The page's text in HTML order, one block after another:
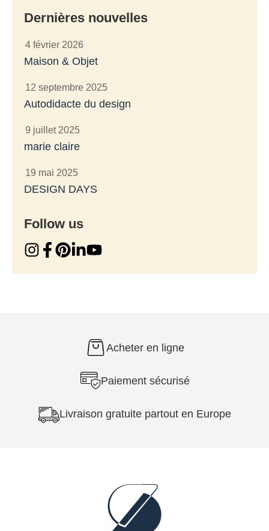
Dernières nouvelles
4 février 2026
Maison & Objet
12 septembre 2025
Autodidacte du design
9 juillet 2025
marie claire
19 mai 2025
DESIGN DAYS
Follow us
Acheter en ligne
Paiement sécurisé
Livraison gratuite partout en Europe